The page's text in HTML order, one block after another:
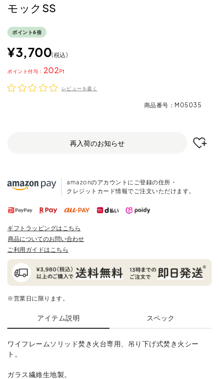
モックSS
ポイント6倍
¥3,700 税込
202
ポイント
レビューを書く
商品番号 M05035
再入荷のお知らせ
amazonのアカウントにご登録の住所・
クレジットカード情報でご注文いただけます。
ギフトラッピングはこちら
商品についてのお問い合わせ
ご利用ガイドはこちら
※営業日に限ります。
アイテム説明 スペック
ワイフレームソリッド焚き火台専用、吊り下げ式焚き火シー
ト。
ガラス繊維生地製。